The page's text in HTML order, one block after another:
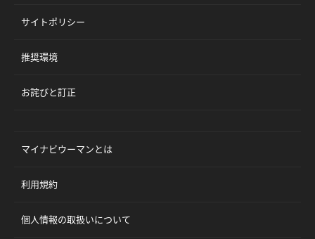
サイトポリシー
推奨環境
お詫びと訂正
マイナビウーマンとは
利用規約
個人情報の取扱いについて